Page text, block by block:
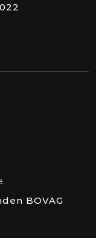
BOVAG